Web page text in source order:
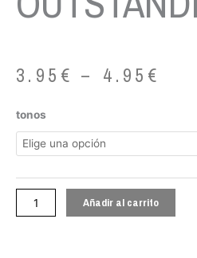
3.95 € – 4.95 €
tonos
BRILLO
DE
LABIOS
MIYO
cantidad
Añadir al carrito